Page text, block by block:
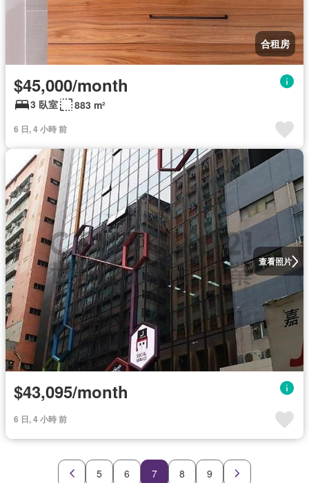
合租房
$45,000/month
3 臥室 883 m²
6 日, 4 小時 前
查看照片
$43,095/month
6 日, 4 小時 前
5 6 7 8 9